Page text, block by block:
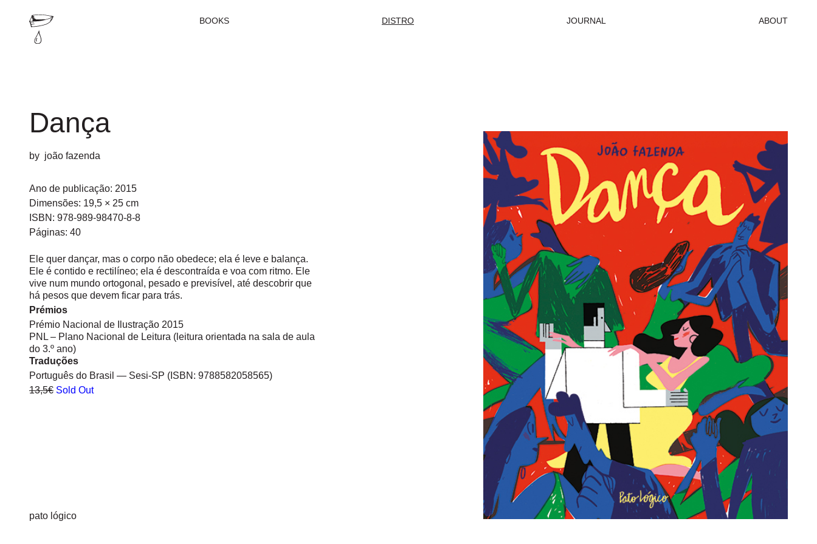
BOOKS DISTRO JOURNAL ABOUT
Dança
by joão fazenda
Ano de publicação: 2015
Dimensões: 19,5 × 25 cm
ISBN: 978-989-98470-8-8
Páginas: 40
Ele quer dançar, mas o corpo não obedece; ela é leve e balança.
Ele é contido e rectilíneo; ela é descontraída e voa com ritmo. Ele
vive num mundo ortogonal, pesado e previsível, até descobrir que
há pesos que devem ficar para trás.
Prémios
Prémio Nacional de Ilustração 2015
PNL – Plano Nacional de Leitura (leitura orientada na sala de aula
do 3.º ano)
Traduções
Português do Brasil — Sesi-SP (ISBN: 9788582058565)
13,5€ Sold Out
pato lógico